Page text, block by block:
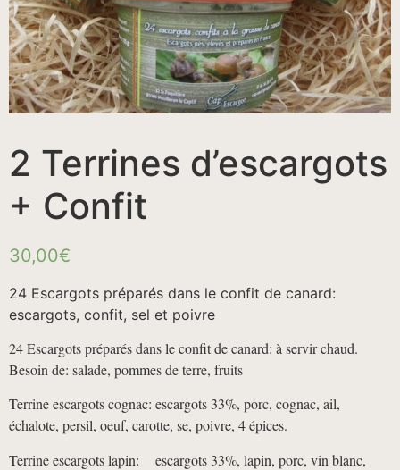
2 Terrines d’escargots
+ Confit
30,00€
24 Escargots préparés dans le confit de canard:
escargots, confit, sel et poivre
24 Escargots préparés dans le confit de canard: à servir chaud.
Besoin de: salade, pommes de terre, fruits
Terrine escargots cognac: escargots 33%, porc, cognac, ail,
échalote, persil, oeuf, carotte, se, poivre, 4 épices.
Terrine escargots lapin: escargots 33%, lapin, porc, vin blanc,